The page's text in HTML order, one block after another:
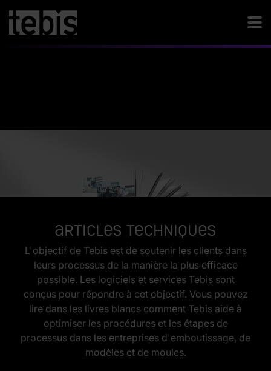
Articles techniques
L'objectif de Tebis est de soutenir les clients dans
leurs processus de la manière la plus efficace
possible. Les logiciels et services Tebis sont
conçus pour répondre à cet objectif. Vous pouvez
lire dans les livres blancs comment Tebis aide à
optimiser les procédures et les étapes de
processus dans les entreprises d'emboutissage, de
modèles et de moules.